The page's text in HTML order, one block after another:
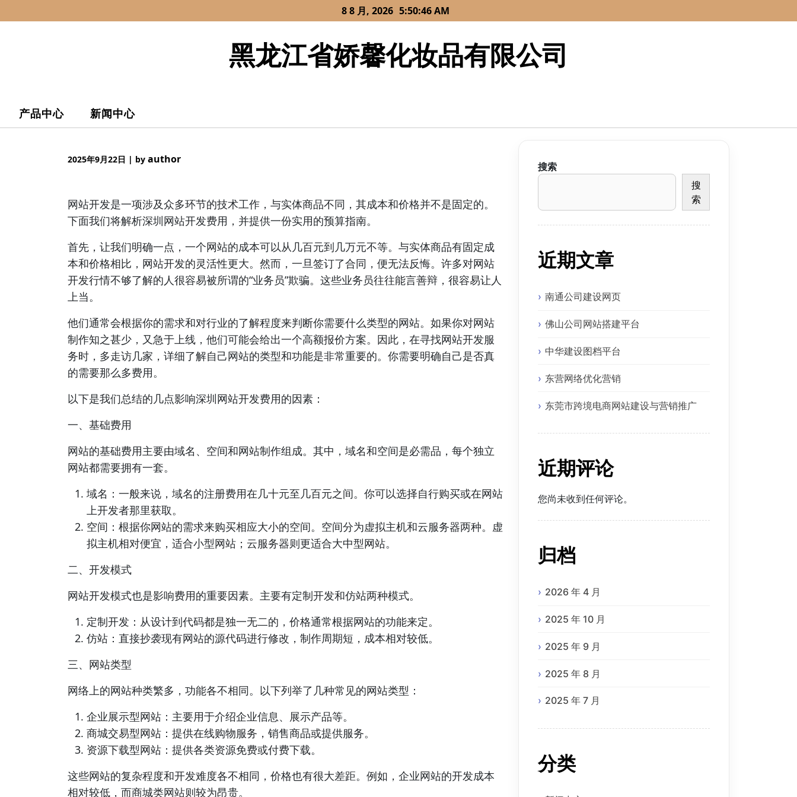
to
8 8 月, 2026 5:50:46 AM
黑龙江省娇馨化妆品有限公司
产品中心 新闻中心
2025年9月22日 | by author
网站开发是一项涉及众多环节的技术工作，与实体商品不同，其成本和价格并不是固定的。
下面我们将解析深圳网站开发费用，并提供一份实用的预算指南。
首先，让我们明确一点，一个网站的成本可以从几百元到几万元不等。与实体商品有固定成
本和价格相比，网站开发的灵活性更大。然而，一旦签订了合同，便无法反悔。许多对网站
开发行情不够了解的人很容易被所谓的“业务员”欺骗。这些业务员往往能言善辩，很容易让人
上当。
他们通常会根据你的需求和对行业的了解程度来判断你需要什么类型的网站。如果你对网站
制作知之甚少，又急于上线，他们可能会给出一个高额报价方案。因此，在寻找网站开发服
务时，多走访几家，详细了解自己网站的类型和功能是非常重要的。你需要明确自己是否真
的需要那么多费用。
以下是我们总结的几点影响深圳网站开发费用的因素：
一、基础费用
网站的基础费用主要由域名、空间和网站制作组成。其中，域名和空间是必需品，每个独立
网站都需要拥有一套。
域名：一般来说，域名的注册费用在几十元至几百元之间。你可以选择自行购买或在网站
上开发者那里获取。
空间：根据你网站的需求来购买相应大小的空间。空间分为虚拟主机和云服务器两种。虚
拟主机相对便宜，适合小型网站；云服务器则更适合大中型网站。
二、开发模式
网站开发模式也是影响费用的重要因素。主要有定制开发和仿站两种模式。
定制开发：从设计到代码都是独一无二的，价格通常根据网站的功能来定。
仿站：直接抄袭现有网站的源代码进行修改，制作周期短，成本相对较低。
三、网站类型
网络上的网站种类繁多，功能各不相同。以下列举了几种常见的网站类型：
企业展示型网站：主要用于介绍企业信息、展示产品等。
商城交易型网站：提供在线购物服务，销售商品或提供服务。
资源下载型网站：提供各类资源免费或付费下载。
这些网站的复杂程度和开发难度各不相同，价格也有很大差距。例如，企业网站的开发成本
相对较低，而商城类网站则较为昂贵。
搜索
搜
索
近期文章
南通公司建设网页
佛山公司网站搭建平台
中华建设图档平台
东营网络优化营销
东莞市跨境电商网站建设与营销推广
近期评论
您尚未收到任何评论。
归档
2026 年 4 月
2025 年 10 月
2025 年 9 月
2025 年 8 月
2025 年 7 月
分类